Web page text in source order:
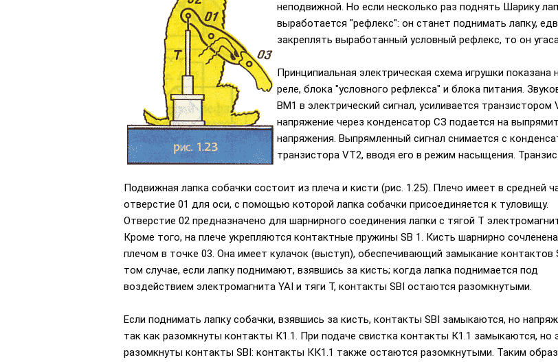
неподвижной. Но если несколько раз поднять Шарику
выработается "рефлекс": он станет поднимать лапку,
закреплять выработанный условный рефлекс, то он
Принципиальная электрическая схема игрушки
реле, блока "условного рефлекса" и блока питания.
ВМ1 в электрический сигнал, усиливается
напряжение через конденсатор СЗ подается на
напряжения. Выпрямленный сигнал снимается с
транзистора VT2, вводя его в режим насыщения.
Подвижная лапка собачки состоит из плеча и кисти (рис. 1.25). Плечо имеет в средней
отверстие 01 для оси, с помощью которой лапка собачки присоединяется к туловищу.
Отверстие 02 предназначено для шарнирного соединения лапки с тягой Т
Кроме того, на плече укрепляются контактные пружины SB 1. Кисть шарнирно
плечом в точке 03. Она имеет кулачок (выступ), обеспечивающий замыкание контактов
том случае, если лапку поднимают, взявшись за кисть; когда лапка поднимается под
воздействием электромагнита YAI и тяги Т, контакты SBI остаются разомкнутыми.
Если поднимать лапку собачки, взявшись за кисть, контакты SBI замыкаются, но
так как разомкнуты контакты К1.1. При подаче свистка контакты К1.1 замыкаются, но
разомкнуты контакты SBI: контакты КК1.1 также остаются разомкнутыми. Таким